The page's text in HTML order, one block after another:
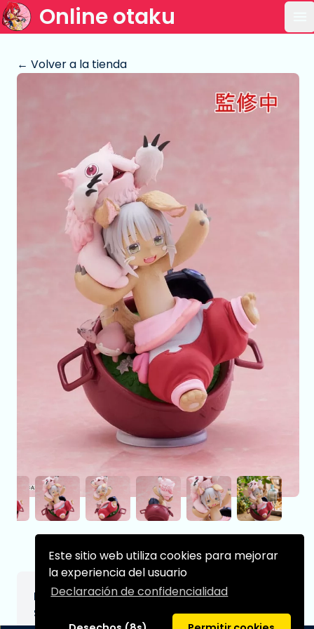
Este sitio web utiliza cookies para mejorar
la experiencia del usuario
Declaración de confidencialidad
Online otaku
← Volver a la tienda
Made in Abyss: The Golden City of the
Scorching Sun AMP Estatua PVC Statue